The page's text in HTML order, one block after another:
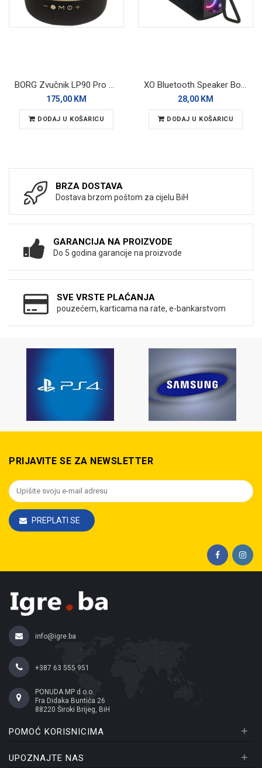
BORG Zvučnik LP90 Pro Bluetooth
175,00 KM
DODAJ U KOŠARICU
XO Bluetooth Speaker BoomBox F85 Black RGB
28,00 KM
DODAJ U KOŠARICU
BRZA DOSTAVA
Dostava brzom poštom za cijelu BiH
GARANCIJA NA PROIZVODE
Do 5 godina garancije na proizvode
SVE VRSTE PLAĆANJA
pouzećem, karticama na rate, e-bankarstvom
PRIJAVITE SE ZA NEWSLETTER
PREPLATI SE
info@igre.ba
+387 63 555 951
PONUDA MP d.o.o.
Fra Didaka Buntića 26
88220 Široki Brijeg, BiH
POMOĆ KORISNICIMA +
UPOZNAJTE NAS +